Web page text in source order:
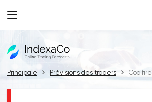
Principale Prévisions des traders Coolfire